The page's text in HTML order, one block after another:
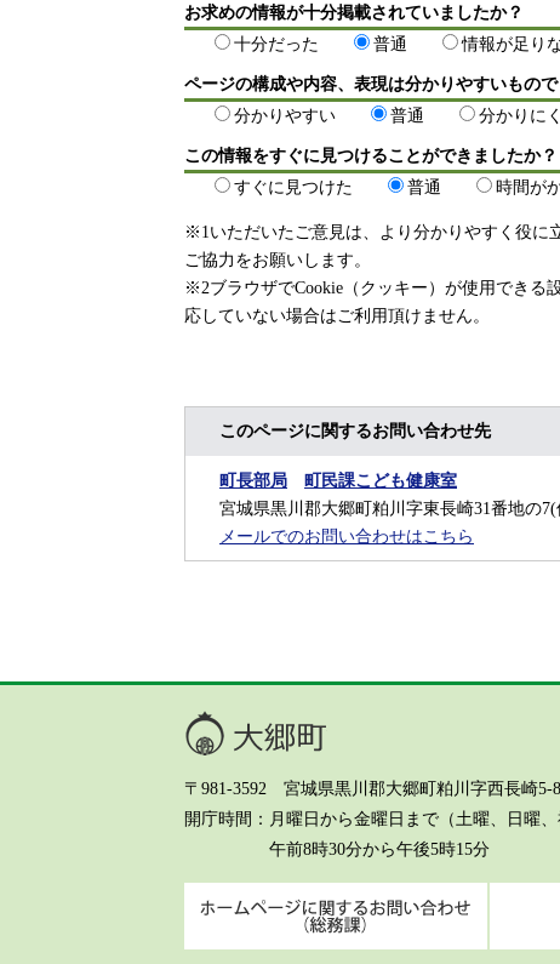
お求めの情報が十分掲載されていましたか？
十分だった
普通 情報が足り
ページの構成や内容、表現は分かりやすいもので
分かりやすい
普通 分かりに
この情報をすぐに見つけることができましたか？
すぐに見つけた
普通 時間が
※1いただいたご意見は、より分かりやすく役に
ご協力をお願いします。
※2ブラウザでCookie（クッキー）が使用できる
応していない場合はご利用頂けません。
このページに関するお問い合わせ先
町長部局
町民課こども健康室
宮城県黒川郡大郷町粕川字東長崎31番地の
メールでのお問い合わせはこちら
〒981-3592 宮城県黒川郡大郷町粕川字西長崎
開庁時間
月曜日から金曜日まで（土曜、日曜
午前8時30分から午後5時15分